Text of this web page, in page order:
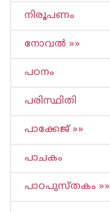
നിരൂപണം
നോവല്‍ »»
പഠനം
പരിസ്ഥിതി
പാക്കേജ് »»
പാചകം
പാഠപുസ്തകം »»